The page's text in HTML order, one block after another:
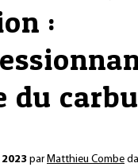
:
du
parMatthieu Combe